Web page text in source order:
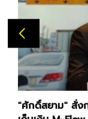
"ศักดิ์สยาม" สั่ง